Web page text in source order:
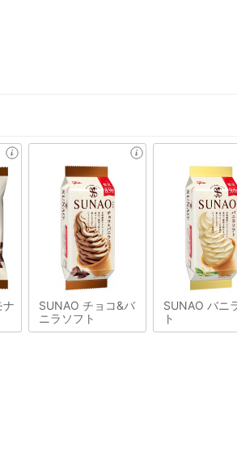
ナ
SUNAO チョコ&バ
ニラソフト
SUNAO バニ
ト